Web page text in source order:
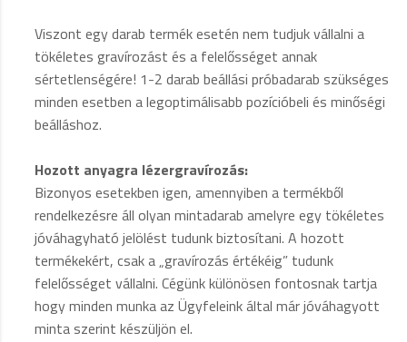
Viszont egy darab termék esetén nem tudjuk vállalni a
tökéletes gravírozást és a felelősséget annak
sértetlenségére! 1-2 darab beállási próbadarab szükséges
minden esetben a legoptimálisabb pozícióbeli és minőségi
beálláshoz.
Hozott anyagra lézergravírozás:
Bizonyos esetekben igen, amennyiben a termékből
rendelkezésre áll olyan mintadarab amelyre egy tökéletes
jóváhagyható jelölést tudunk biztosítani. A hozott
termékekért, csak a „gravírozás értékéig” tudunk
felelősséget vállalni. Cégünk különösen fontosnak tartja
hogy minden munka az Ügyfeleink által már jóváhagyott
minta szerint készüljön el.